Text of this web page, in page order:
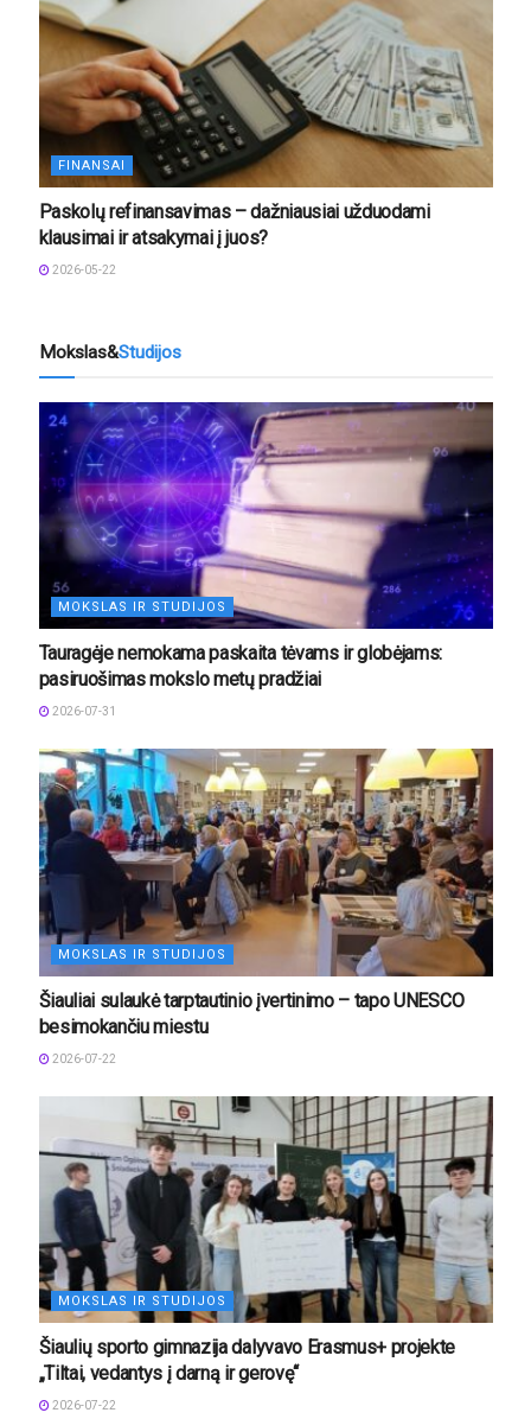
FINANSAI
Paskolų refinansavimas – dažniausiai užduodami
klausimai ir atsakymai į juos?
2026-05-22
Mokslas&Studijos
MOKSLAS IR STUDIJOS
Tauragėje nemokama paskaita tėvams ir globėjams:
pasiruošimas mokslo metų pradžiai
2026-07-31
MOKSLAS IR STUDIJOS
Šiauliai sulaukė tarptautinio įvertinimo – tapo UNESCO
besimokančiu miestu
2026-07-22
MOKSLAS IR STUDIJOS
Šiaulių sporto gimnazija dalyvavo Erasmus+ projekte
„Tiltai, vedantys į darną ir gerovę“
2026-07-22